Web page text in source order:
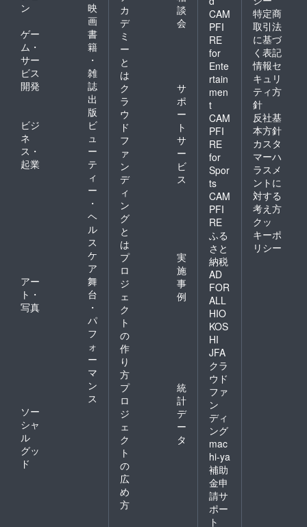
ン
映
画
ゲー
ム・
サー
ビス
開発
書
籍
・
雑
誌
出
版
ビジ
ネ
ス・
起業
ビ
ュ
ー
テ
ィ
ー
・
ヘ
ル
ス
ケ
ア
アー
ト・
写真
舞
台
・
パ
フ
ォ
ー
マ
ン
ス
ソー
シャ
ル
グッ
ド
カ
デ
ミ
ー
と
は
談
会
ク
ラ
ウ
ド
フ
ァ
ン
デ
ィ
ン
グ
と
は
サ
ポ
ー
ト
サ
ー
ビ
ス
プ
ロ
ジ
ェ
ク
ト
の
作
り
方
実
施
事
例
プ
ロ
ジ
ェ
ク
ト
の
広
め
方
統
計
デ
ー
タ
CAM
PFI
RE
for
Ente
rtain
men
t
CAM
PFI
RE
for
Spor
ts
CAM
PFI
RE
ふる
さと
納税
AD
FOR
ALL
HIO
KOS
HI
JFA
クラ
ウド
ファ
ン
ディ
ング
mac
hi-ya
補助
金申
請サ
ポー
ト
特定商
取引法
に基づ
く表記
情報セ
キュリ
ティ方
針
反社基
本方針
カスタ
マーハ
ラスメ
ントに
対する
考え方
クッ
キーポ
リシー